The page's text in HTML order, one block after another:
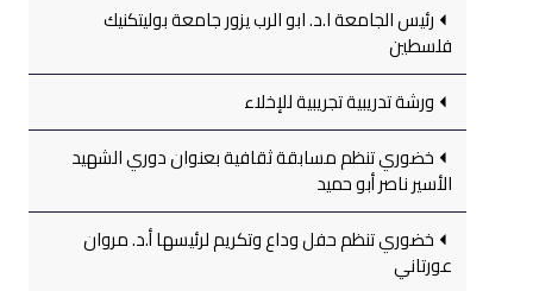
رئيس الجامعة ا.د. ابو الرب يزور جامعة بوليتكنيك
فلسطين
ورشة تدريبية تجريبية للإخلاء
خضوري تنظم مسابقة ثقافية بعنوان دوري الشهيد
الأسير ناصر أبو حميد
خضوري تنظم حفل وداع وتكريم لرئيسها أ.د. مروان
عورتاني